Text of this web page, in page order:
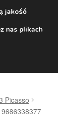
Picasso
jakość
nas plikach